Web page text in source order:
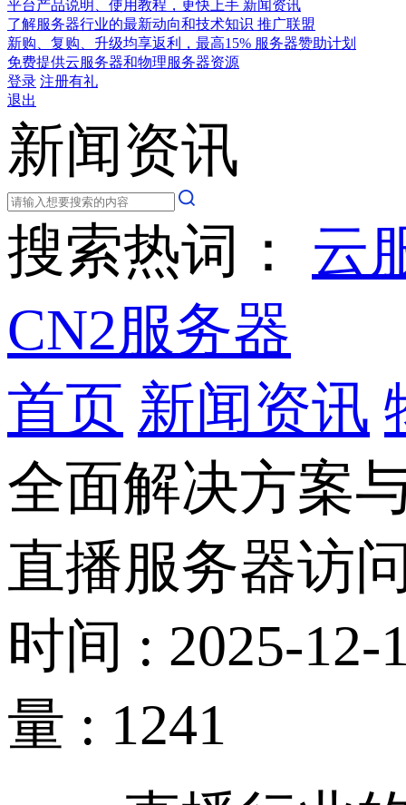
平台产品说明、使用教程，更快上手 新闻资讯
了解服务器行业的最新动向和技术知识 推广联盟
新购、复购、升级均享返利，最高15% 服务器赞助计划
免费提供云服务器和物理服务器资源
登录 注册有礼
退出
新闻资讯
搜索热词： 云
CN2服务器
首页 新闻资讯
全面解决方案
直播服务器访
时间 : 2025-12-
量 : 1241